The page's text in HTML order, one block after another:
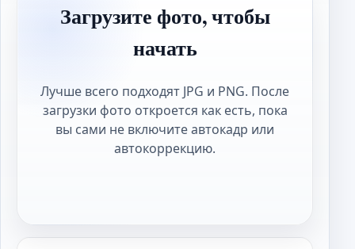
Загрузите фото, чтобы
начать
Лучше всего подходят JPG и PNG. После
загрузки фото откроется как есть, пока
вы сами не включите автокадр или
автокоррекцию.